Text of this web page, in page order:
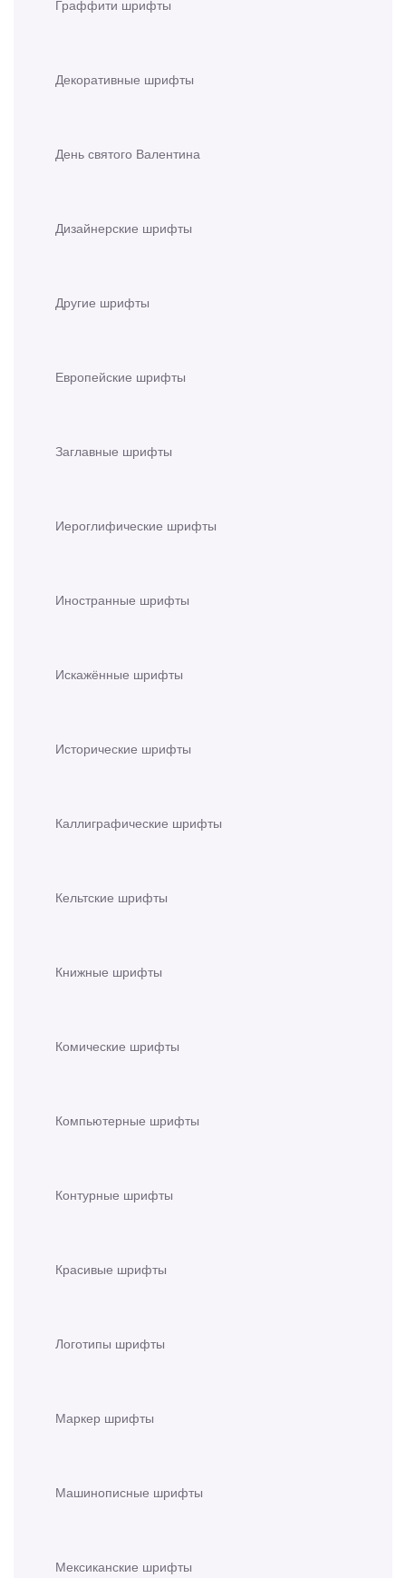
Граффити шрифты
Декоративные шрифты
День святого Валентина
Дизайнерские шрифты
Другие шрифты
Европейские шрифты
Заглавные шрифты
Иероглифические шрифты
Иностранные шрифты
Искажённые шрифты
Исторические шрифты
Каллиграфические шрифты
Кельтские шрифты
Книжные шрифты
Комические шрифты
Компьютерные шрифты
Контурные шрифты
Красивые шрифты
Логотипы шрифты
Маркер шрифты
Машинописные шрифты
Мексиканские шрифты